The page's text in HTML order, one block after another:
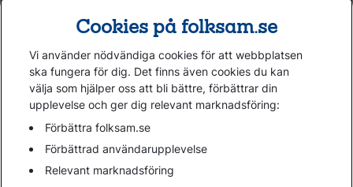
Kundservice
Hjälp
Webbkarta
Cookies
Hantera cookies
Cookies på folksam.se
Vi använder nödvändiga cookies för att webbplatsen
ska fungera för dig. Det finns även cookies du kan
välja som hjälper oss att bli bättre, förbättrar din
upplevelse och ger dig relevant marknadsföring:
Förbättra folksam.se
Förbättrad användarupplevelse
Relevant marknadsföring